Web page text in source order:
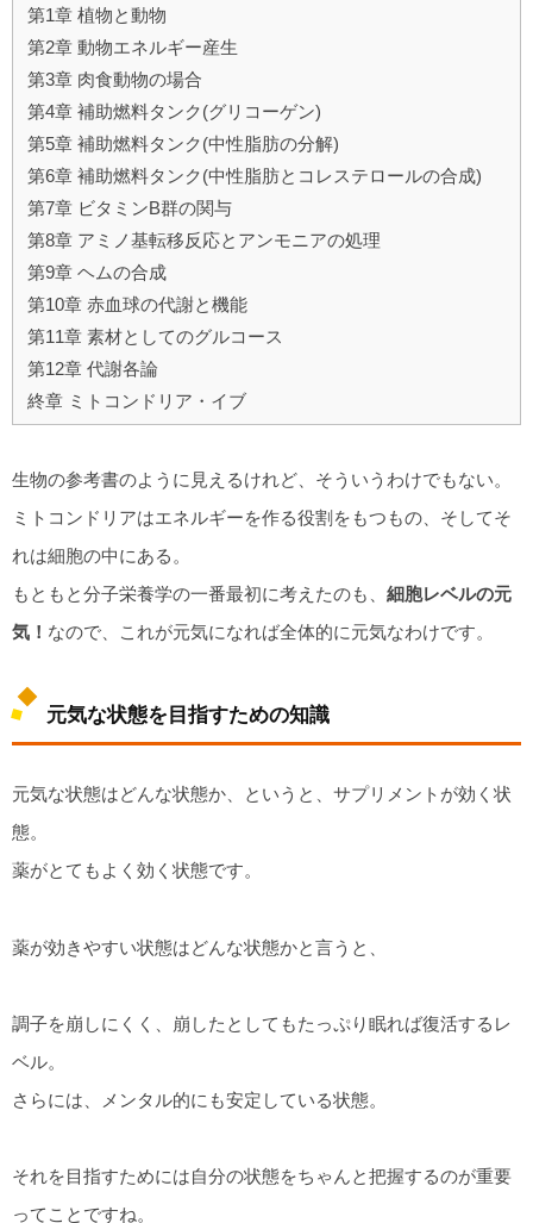
第1章 植物と動物
第2章 動物エネルギー産生
第3章 肉食動物の場合
第4章 補助燃料タンク(グリコーゲン)
第5章 補助燃料タンク(中性脂肪の分解)
第6章 補助燃料タンク(中性脂肪とコレステロールの合成)
第7章 ビタミンB群の関与
第8章 アミノ基転移反応とアンモニアの処理
第9章 ヘムの合成
第10章 赤血球の代謝と機能
第11章 素材としてのグルコース
第12章 代謝各論
終章 ミトコンドリア・イブ
生物の参考書のように見えるけれど、そういうわけでもない。
ミトコンドリアはエネルギーを作る役割をもつもの、そしてそ
れは細胞の中にある。
もともと分子栄養学の一番最初に考えたのも、 細胞レベルの元
気！ なので、これが元気になれば全体的に元気なわけです。
元気な状態を目指すための知識
元気な状態はどんな状態か、というと、サプリメントが効く状
態。
薬がとてもよく効く状態です。
薬が効きやすい状態はどんな状態かと言うと、
調子を崩しにくく、崩したとしてもたっぷり眠れば復活するレ
ベル。
さらには、メンタル的にも安定している状態。
それを目指すためには自分の状態をちゃんと把握するのが重要
ってことですね。